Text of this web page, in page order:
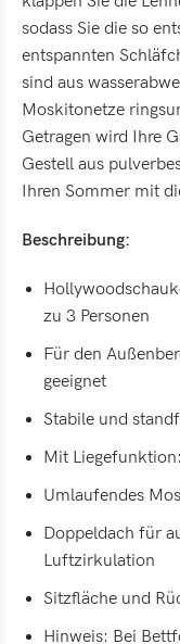
sodass Sie die so
entspannten
sind aus
Moskitonetze
Getragen wird Ihre
Gestell aus
Ihren Sommer mit
Beschreibung:
zu 3 Personen
Für den
geeignet
Stabile und
Mit
Umlaufendes
Doppeldach für
Luftzirkulation
Sitzfläche und
Hinweis: Bei